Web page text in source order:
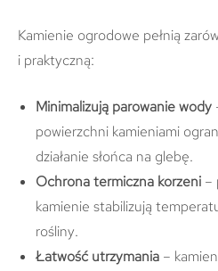
Kamienie ogrodowe pełnią
i praktyczną:
Minimalizują parowanie wody
powierzchni kamieniami
działanie słońca na glebę.
Ochrona termiczna korzeni –
kamienie stabilizują
rośliny.
Łatwość utrzymania –